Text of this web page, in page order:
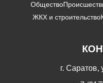
Общество
ЖКХ и строительство
г. Саратов,